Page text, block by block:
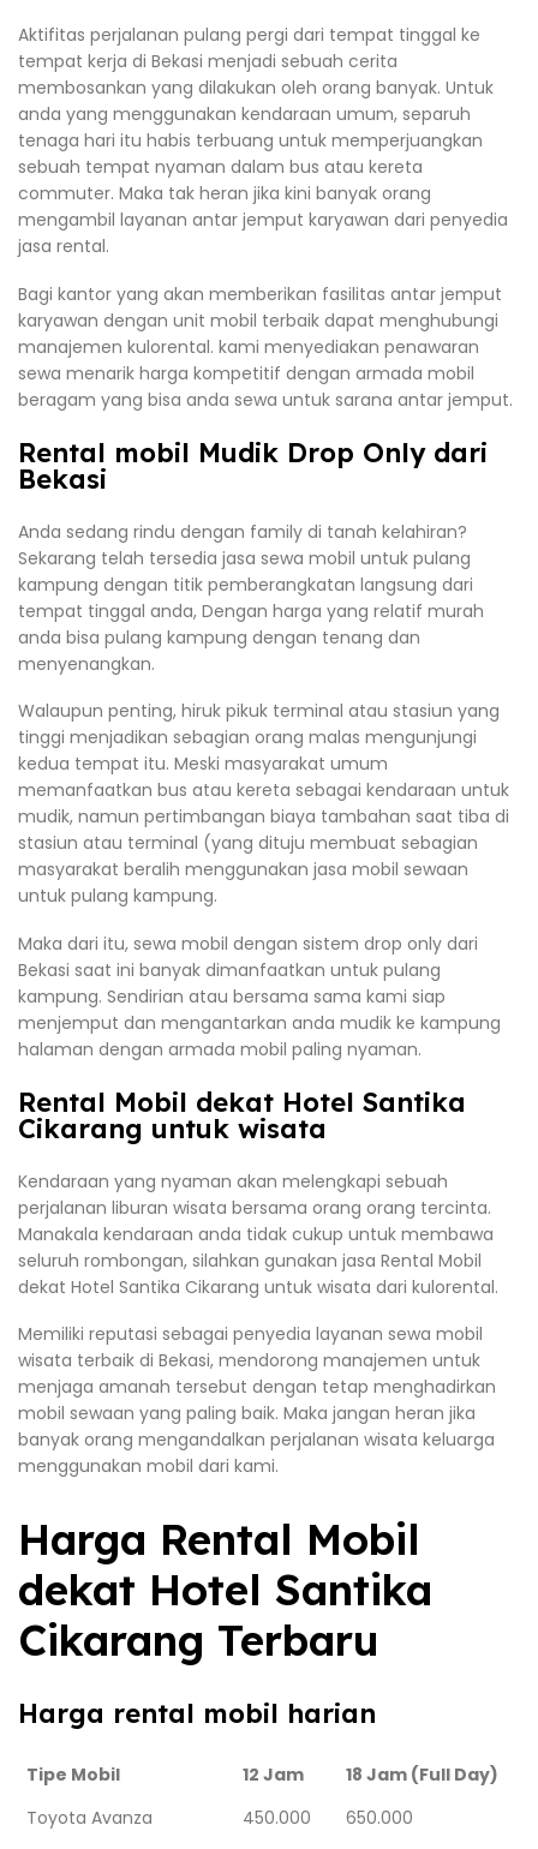
Aktifitas perjalanan pulang pergi dari tempat tinggal ke
tempat kerja di Bekasi menjadi sebuah cerita
membosankan yang dilakukan oleh orang banyak. Untuk
anda yang menggunakan kendaraan umum, separuh
tenaga hari itu habis terbuang untuk memperjuangkan
sebuah tempat nyaman dalam bus atau kereta
commuter. Maka tak heran jika kini banyak orang
mengambil layanan antar jemput karyawan dari penyedia
jasa rental.
Bagi kantor yang akan memberikan fasilitas antar jemput
karyawan dengan unit mobil terbaik dapat menghubungi
manajemen kulorental. kami menyediakan penawaran
sewa menarik harga kompetitif dengan armada mobil
beragam yang bisa anda sewa untuk sarana antar jemput.
Rental mobil Mudik Drop Only dari
Bekasi
Anda sedang rindu dengan family di tanah kelahiran?
Sekarang telah tersedia jasa sewa mobil untuk pulang
kampung dengan titik pemberangkatan langsung dari
tempat tinggal anda, Dengan harga yang relatif murah
anda bisa pulang kampung dengan tenang dan
menyenangkan.
Walaupun penting, hiruk pikuk terminal atau stasiun yang
tinggi menjadikan sebagian orang malas mengunjungi
kedua tempat itu. Meski masyarakat umum
memanfaatkan bus atau kereta sebagai kendaraan untuk
mudik, namun pertimbangan biaya tambahan saat tiba di
stasiun atau terminal (yang dituju membuat sebagian
masyarakat beralih menggunakan jasa mobil sewaan
untuk pulang kampung.
Maka dari itu, sewa mobil dengan sistem drop only dari
Bekasi saat ini banyak dimanfaatkan untuk pulang
kampung. Sendirian atau bersama sama kami siap
menjemput dan mengantarkan anda mudik ke kampung
halaman dengan armada mobil paling nyaman.
Rental Mobil dekat Hotel Santika
Cikarang untuk wisata
Kendaraan yang nyaman akan melengkapi sebuah
perjalanan liburan wisata bersama orang orang tercinta.
Manakala kendaraan anda tidak cukup untuk membawa
seluruh rombongan, silahkan gunakan jasa Rental Mobil
dekat Hotel Santika Cikarang untuk wisata dari kulorental.
Memiliki reputasi sebagai penyedia layanan sewa mobil
wisata terbaik di Bekasi, mendorong manajemen untuk
menjaga amanah tersebut dengan tetap menghadirkan
mobil sewaan yang paling baik. Maka jangan heran jika
banyak orang mengandalkan perjalanan wisata keluarga
menggunakan mobil dari kami.
Harga Rental Mobil
dekat Hotel Santika
Cikarang Terbaru
Harga rental mobil harian
Tipe Mobil 12 Jam
18 Jam (Full Day)
Toyota Avanza
450.000 650.000